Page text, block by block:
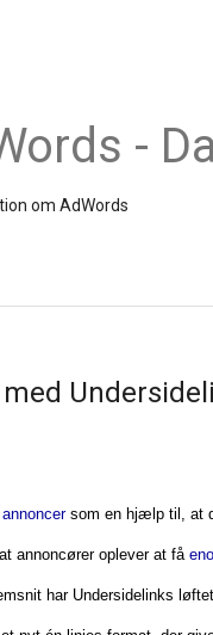
-
om AdWords
som en hjælp til, at
annoncører oplever at få
har Undersidelinks